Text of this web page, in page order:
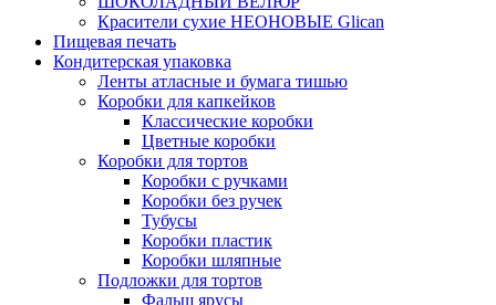
Красители сухие НЕОНОВЫЕ Glican
Пищевая печать
Кондитерская упаковка
Ленты атласные и бумага тишью
Коробки для капкейков
Классические коробки
Цветные коробки
Коробки для тортов
Коробки с ручками
Коробки без ручек
Тубусы
Коробки пластик
Коробки шляпные
Подложки для тортов
Фальш ярусы